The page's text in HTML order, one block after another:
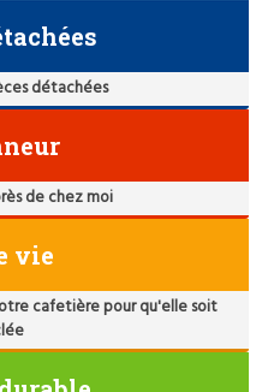
détachées
de chez moi
vie
cafetière pour qu'elle soit